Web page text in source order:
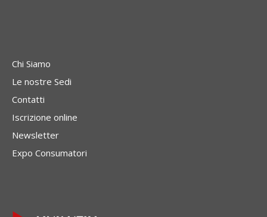
Chi Siamo
Le nostre Sedi
Contatti
Iscrizione online
Newsletter
Expo Consumatori